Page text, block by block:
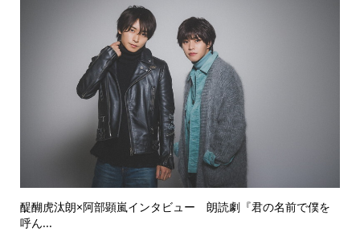
醍醐虎汰朗×阿部顕嵐インタビュー 朗読劇『君の名前で僕を
呼ん...